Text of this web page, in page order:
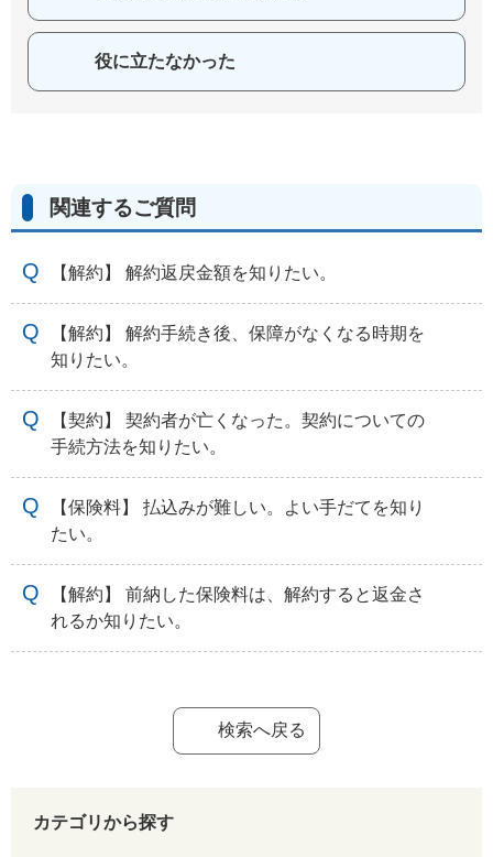
役に立たなかった
関連するご質問
【解約】 解約返戻金額を知りたい。
【解約】 解約手続き後、保障がなくなる時期を
知りたい。
【契約】 契約者が亡くなった。契約についての
手続方法を知りたい。
【保険料】 払込みが難しい。よい手だてを知り
たい。
【解約】 前納した保険料は、解約すると返金さ
れるか知りたい。
検索へ戻る
カテゴリから探す